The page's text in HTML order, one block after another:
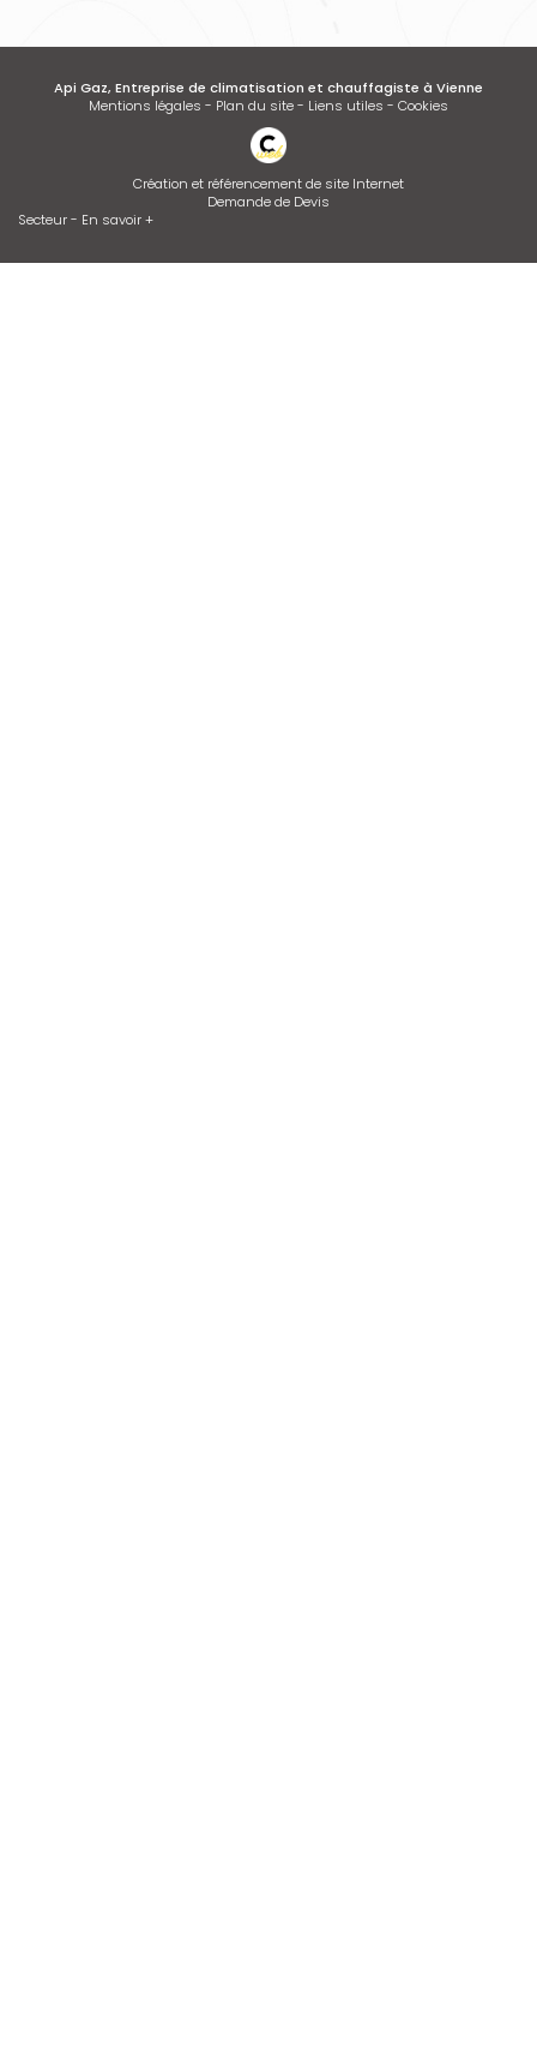
Api Gaz, Entreprise de climatisation et chauffagiste à Vienne
Mentions légales - Plan du site- Liens utiles - Cookies
Création et référencement de site Internet
Demande de Devis
Secteur- En savoir +